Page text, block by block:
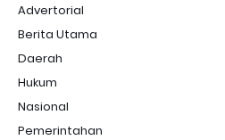
Advertorial
Berita Utama
Daerah
Hukum
Nasional
Pemerintahan